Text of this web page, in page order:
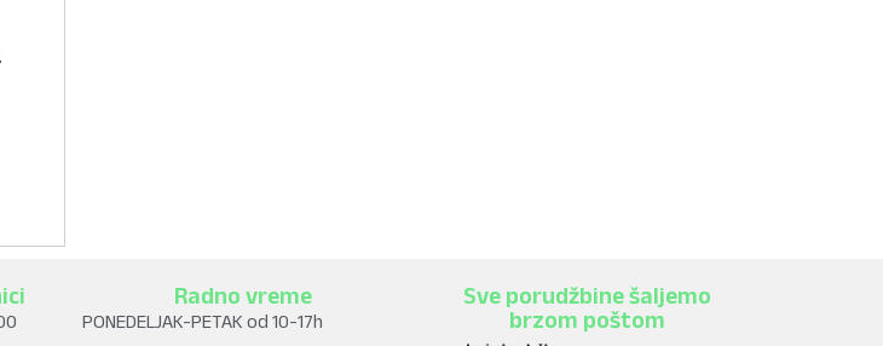
Radno vreme
PONEDELJAK-PETAK od 10-17h
Sve porudžbine šaljemo
brzom poštom